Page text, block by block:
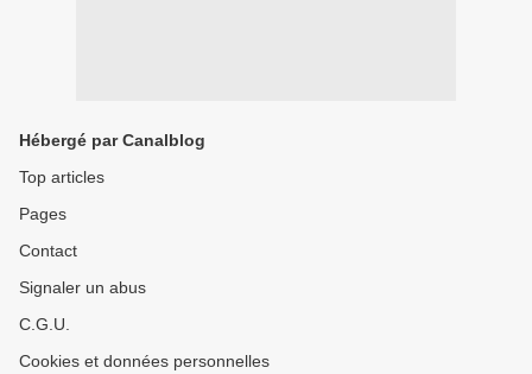
Hébergé par Canalblog
Top articles
Pages
Contact
Signaler un abus
C.G.U.
Cookies et données personnelles